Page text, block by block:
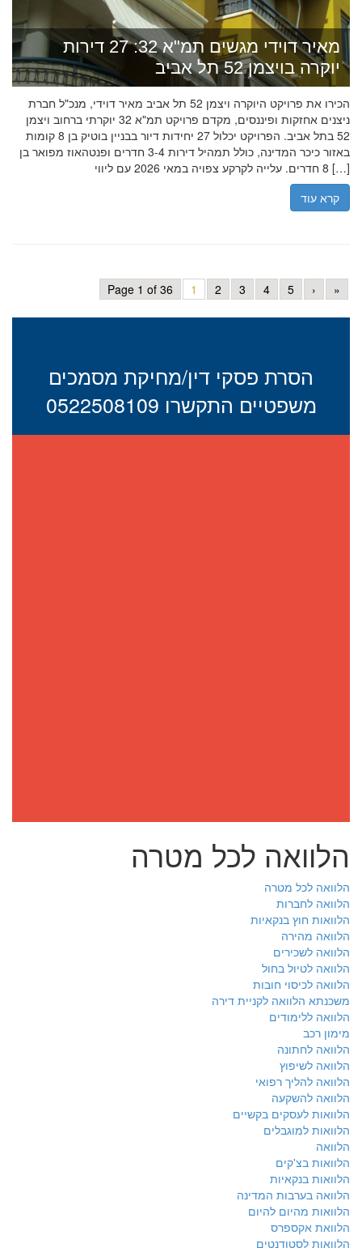
מאיר דוידי מגשים תמ"א 32: 27 דירות
יוקרה בויצמן 52 תל אביב
הכירו את פרויקט היוקרה ויצמן 52 תל אביב מאיר דוידי, מנכ"ל חברת
ניצנים אחזקות ופיננסים, מקדם פרויקט תמ"א 32 יוקרתי ברחוב ויצמן
52 בתל אביב. הפרויקט יכלול 27 יחידות דיור בבניין בוטיק בן 8 קומות
באזור כיכר המדינה, כולל תמהיל דירות 3-4 חדרים ופנטהאוז מפואר בן
8 חדרים. עלייה לקרקע צפויה במאי 2026 עם ליווי […]
קרא עוד
Page 1 of 36 1 2 3 4 5 › »
הסרת פסקי דין/מחיקת מסמכים
משפטיים התקשרו 0522508109
הלוואה לכל מטרה
הלוואה לכל מטרה
הלוואה לחברות
הלוואות חוץ בנקאיות
הלוואה מהירה
הלוואה לשכירים
הלוואה לטיול בחול
הלוואה לכיסוי חובות
משכנתא הלוואה לקניית דירה
הלוואה ללימודים
מימון רכב
הלוואה לחתונה
הלוואה לשיפוץ
הלוואה להליך רפואי
הלוואה להשקעה
הלוואות לעסקים בקשיים
הלוואות למוגבלים
הלוואה
הלוואות בצ'קים
הלוואות בנקאיות
הלוואה בערבות המדינה
הלוואות מהיום להיום
הלוואת אקספרס
הלוואות לסטודנטים